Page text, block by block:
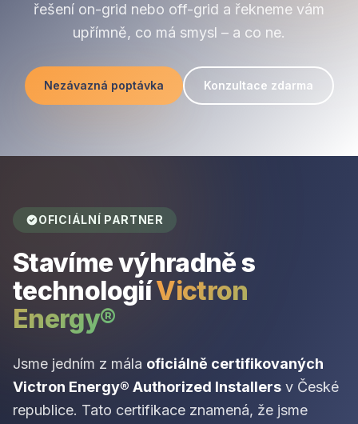
řešení on-grid nebo off-grid a řekneme vám
upřímně, co má smysl – a co ne.
Nezávazná poptávka Konzultace zdarma
OFICIÁLNÍ PARTNER
Stavíme výhradně s
technologiíVictron
Energy®
Jsme jedním z mála oficiálně certifikovaných
Victron Energy® Authorized Installers v České
republice. Tato certifikace znamená, že jsme